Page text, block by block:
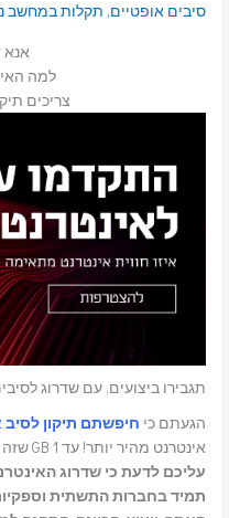
סיבים אופטיים, תקלות במחשב
אנא
למה
צריכים
תגבירו ביצועים, עם שדרוג
הגעתם כי חיפשתם תיקון לסיב
אינטרנט מהיר יותר! עד 1 GB שזה אלף מגה בכל בית בישראל,
עליכם לדעת כי שדרוג
תמיד בחברות התשתית